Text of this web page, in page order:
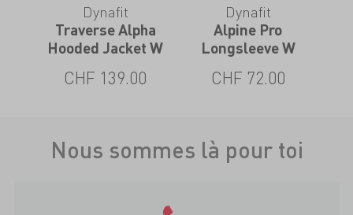
Dynafit
Traverse Alpha
Hooded Jacket W
CHF 139.00
Dynafit
Alpine Pro
Longsleeve W
CHF 72.00
Nous sommes là pour toi